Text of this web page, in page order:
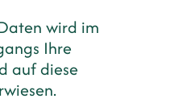
wird im
Ihre
auf diese